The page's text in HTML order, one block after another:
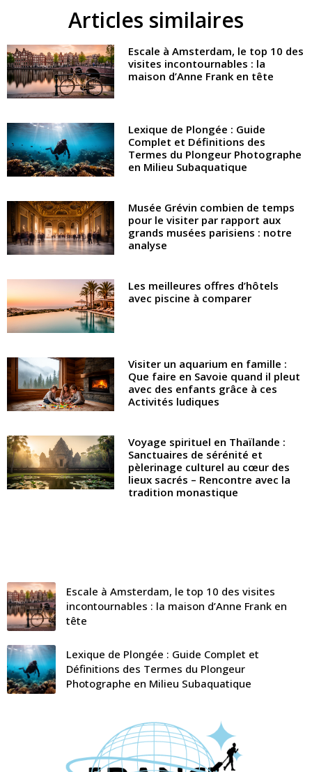
Articles similaires
Escale à Amsterdam, le top 10 des
visites incontournables : la
maison d’Anne Frank en tête
Lexique de Plongée : Guide
Complet et Définitions des
Termes du Plongeur Photographe
en Milieu Subaquatique
Musée Grévin combien de temps
pour le visiter par rapport aux
grands musées parisiens : notre
analyse
Les meilleures offres d’hôtels
avec piscine à comparer
Visiter un aquarium en famille :
Que faire en Savoie quand il pleut
avec des enfants grâce à ces
Activités ludiques
Voyage spirituel en Thaïlande :
Sanctuaires de sérénité et
pèlerinage culturel au cœur des
lieux sacrés – Rencontre avec la
tradition monastique
Escale à Amsterdam, le top 10 des visites
incontournables : la maison d’Anne Frank en
tête
Lexique de Plongée : Guide Complet et
Définitions des Termes du Plongeur
Photographe en Milieu Subaquatique